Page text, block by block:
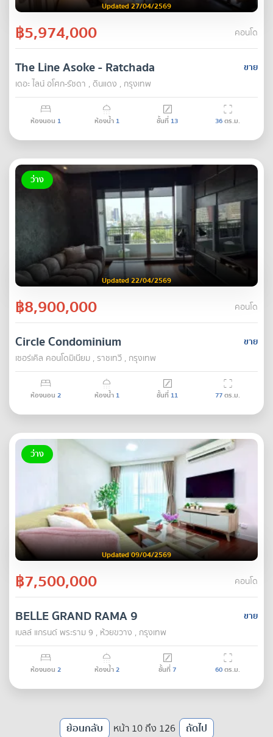
Updated 27/04/2569
฿5,974,000 คอนโด
ขาย
The Line Asoke - Ratchada
เดอะ ไลน์ อโศก-รัชดา , ดินแดง , กรุงเทพ
ห้องนอน 1 ห้องน้ำ 1 ชั้นที่ 13 36ตร.ม.
ว่าง
Updated 22/04/2569
฿8,900,000 คอนโด
ขาย
Circle Condominium
เซอร์เคิล คอนโดมิเนียม , ราชเทวี , กรุงเทพ
ห้องนอน 2 ห้องน้ำ 1 ชั้นที่ 11 77ตร.ม.
ว่าง
Updated 09/04/2569
฿7,500,000 คอนโด
ขาย
BELLE GRAND RAMA 9
เบลล์ แกรนด์ พระราม 9 , ห้วยขวาง , กรุงเทพ
ห้องนอน 2 ห้องน้ำ2 ชั้นที่7 60ตร.ม.
ย้อนกลับ หน้า 10 ถึง 126 ถัดไป